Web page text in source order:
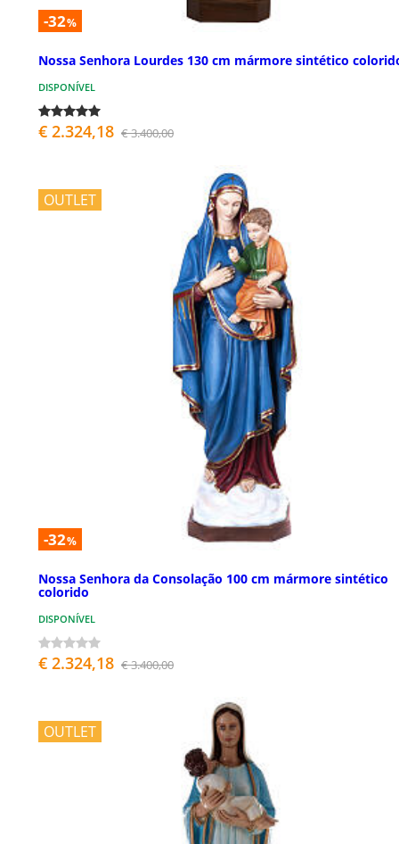
-32%
Nossa Senhora Lourdes 130 cm mármore sintético
DISPONÍVEL
€ 2.324,18 € 3.400,00
OUTLET
-32%
Nossa Senhora da Consolação 100 cm mármore sintético
colorido
DISPONÍVEL
€ 2.324,18 € 3.400,00
OUTLET